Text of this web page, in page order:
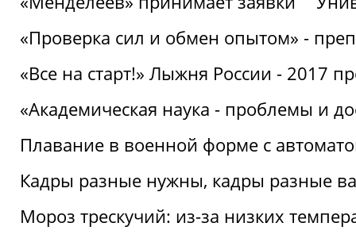
«Проверка сил и обмен опытом» -
«Все на старт!» Лыжня России - 2017
«Академическая наука - проблемы и
Плавание в военной форме с
Кадры разные нужны, кадры разные
Мороз трескучий: из-за низких